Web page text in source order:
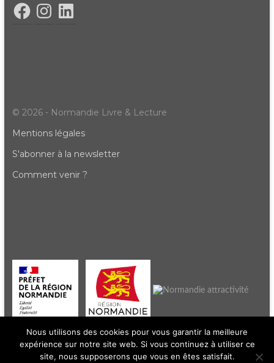
© 2026 - Normandie Livre & Lecture
Mentions légales
S'abonner à la newsletter
Comment venir ?
Nous utilisons des cookies pour vous garantir la meilleure
expérience sur notre site web. Si vous continuez à utiliser ce
site, nous supposerons que vous en êtes satisfait.